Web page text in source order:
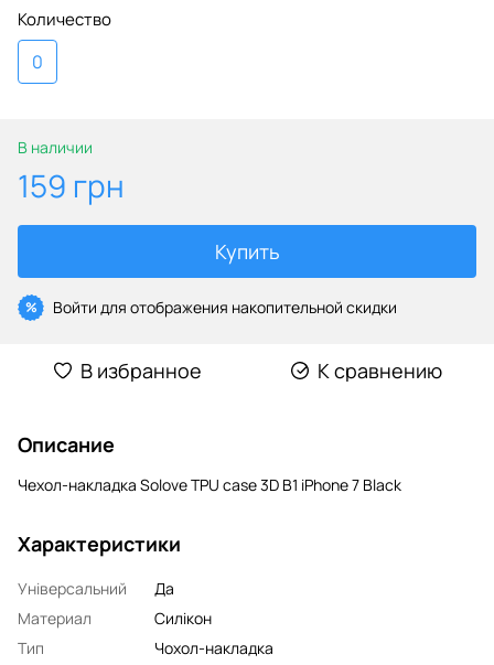
Количество
0
В наличии
159 грн
Купить
% Войти для отображения накопительной скидки
В избранное К сравнению
Описание
Чехол-накладка Solove TPU case 3D B1 iPhone 7 Black
Характеристики
Універсальний
Да
Материал
Силікон
Тип
Чохол-накладка